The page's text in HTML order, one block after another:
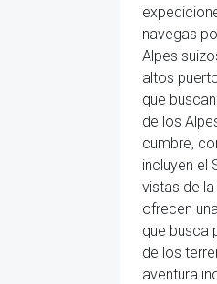
navegas
Alpes
altos
que
de los
cumbre,
incluyen el
vistas de
ofrecen
que busca
de los
aventura